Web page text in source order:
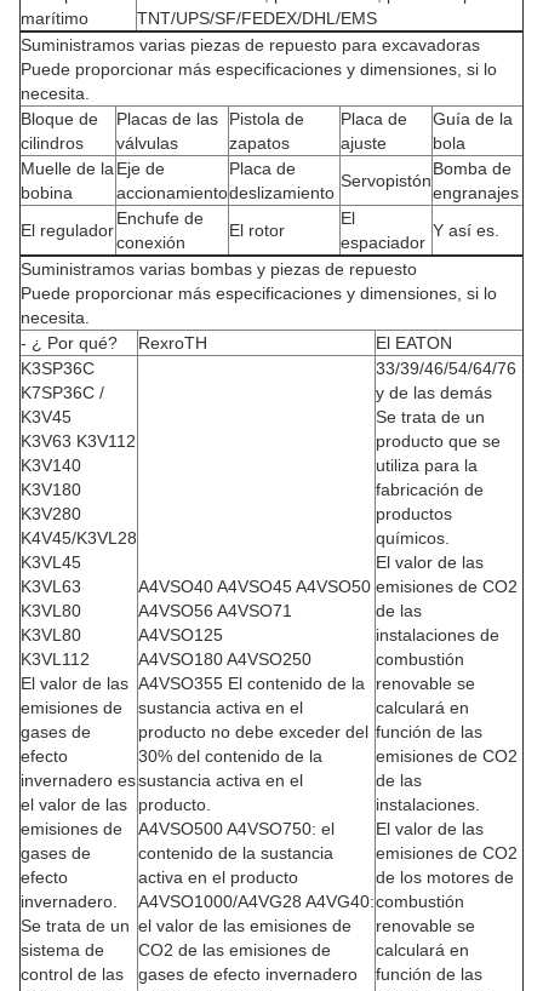
marítimo
TNT/UPS/SF/FEDEX/DHL/EMS
Suministramos varias piezas de repuesto para excavadoras
Puede proporcionar más especificaciones y dimensiones, si lo
necesita.
Bloque de
cilindros
Placas de las
válvulas
Pistola de
zapatos
Placa de
ajuste
Guía de la
bola
Muelle de la
bobina
Eje de
accionamiento
Placa de
deslizamiento
Servopistón
Bomba de
engranajes
El regulador
Enchufe de
conexión
El rotor
El
espaciador
Y así es.
Suministramos varias bombas y piezas de repuesto
Puede proporcionar más especificaciones y dimensiones, si lo
necesita.
- ¿ Por qué?
RexroTH
El EATON
K3SP36C
K7SP36C /
K3V45
K3V63 K3V112
K3V140
K3V180
K3V280
K4V45/K3VL28
K3VL45
K3VL63
K3VL80
K3VL80
K3VL112
El valor de las
emisiones de
gases de
efecto
invernadero es
el valor de las
emisiones de
gases de
efecto
invernadero.
Se trata de un
sistema de
control de las
A4VSO40 A4VSO45 A4VSO50
A4VSO56 A4VSO71
A4VSO125
A4VSO180 A4VSO250
A4VSO355 El contenido de la
sustancia activa en el
producto no debe exceder del
30% del contenido de la
sustancia activa en el
producto.
A4VSO500 A4VSO750: el
contenido de la sustancia
activa en el producto
A4VSO1000/A4VG28 A4VG40:
el valor de las emisiones de
CO2 de las emisiones de
gases de efecto invernadero
33/39/46/54/64/76
y de las demás
Se trata de un
producto que se
utiliza para la
fabricación de
productos
químicos.
El valor de las
emisiones de CO2
de las
instalaciones de
combustión
renovable se
calculará en
función de las
emisiones de CO2
de las
instalaciones.
El valor de las
emisiones de CO2
de los motores de
combustión
renovable se
calculará en
función de las